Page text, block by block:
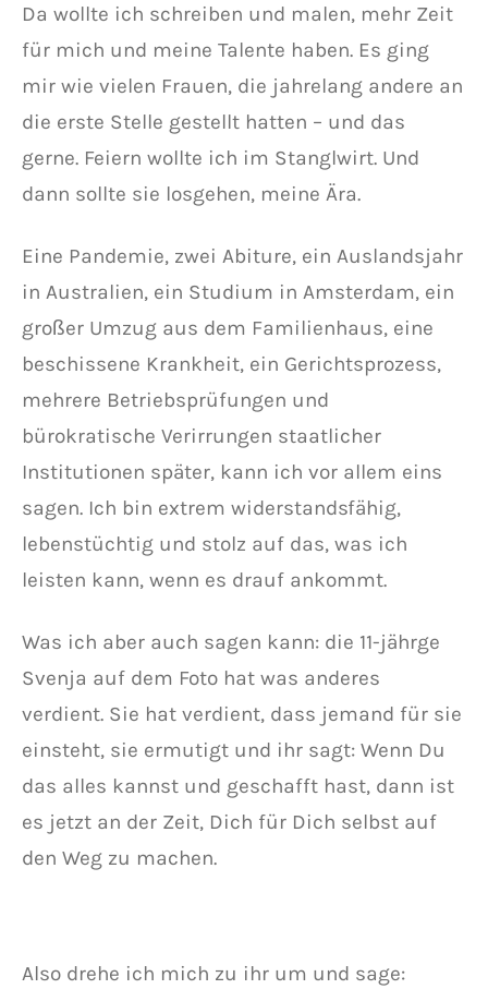
Da wollte ich schreiben und malen, mehr Zeit
für mich und meine Talente haben. Es ging
mir wie vielen Frauen, die jahrelang andere an
die erste Stelle gestellt hatten – und das
gerne. Feiern wollte ich im Stanglwirt. Und
dann sollte sie losgehen, meine Ära.
Eine Pandemie, zwei Abiture, ein Auslandsjahr
in Australien, ein Studium in Amsterdam, ein
großer Umzug aus dem Familienhaus, eine
beschissene Krankheit, ein Gerichtsprozess,
mehrere Betriebsprüfungen und
bürokratische Verirrungen staatlicher
Institutionen später, kann ich vor allem eins
sagen. Ich bin extrem widerstandsfähig,
lebenstüchtig und stolz auf das, was ich
leisten kann, wenn es drauf ankommt.
Was ich aber auch sagen kann: die 11-jährge
Svenja auf dem Foto hat was anderes
verdient. Sie hat verdient, dass jemand für sie
einsteht, sie ermutigt und ihr sagt: Wenn Du
das alles kannst und geschafft hast, dann ist
es jetzt an der Zeit, Dich für Dich selbst auf
den Weg zu machen.
Also drehe ich mich zu ihr um und sage: